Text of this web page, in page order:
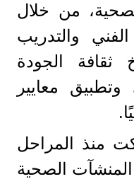
من خلال
والتدريب
ثقافة الجودة
معايير
منذ المراحل
المنشآت الصحية